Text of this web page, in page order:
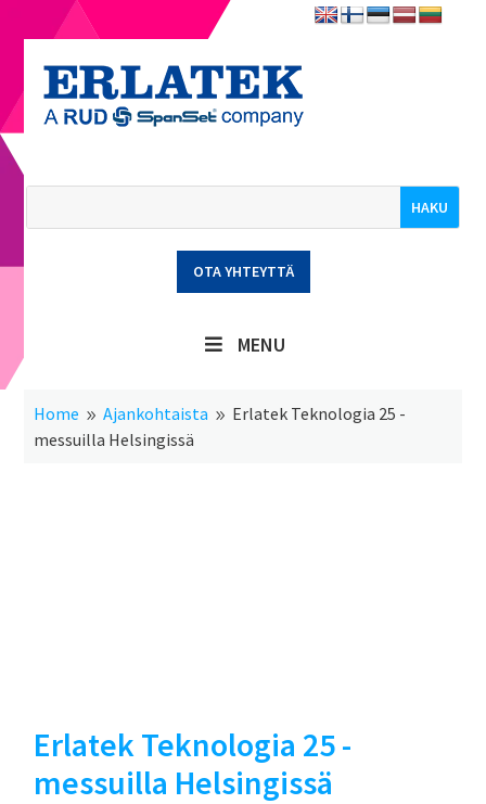
OTA YHTEYTTÄ
MENU
Home 9 Ajankohtaista 9 Erlatek Teknologia 25 -
messuilla Helsingissä
Erlatek Teknologia 25 -
messuilla Helsingissä